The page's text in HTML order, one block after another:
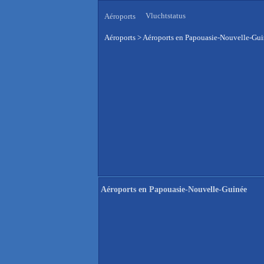
Aéroports Vluchtstatus
Aéroports >Aéroports en Papouasie-Nouvelle-
Aéroports en Papouasie-Nouvelle-Guinée